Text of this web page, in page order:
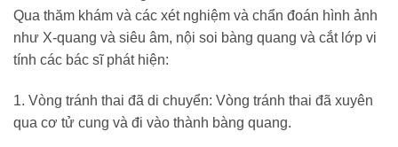
Qua thăm khám và các xét nghiệm và chẩn đoán hình ảnh
như X-quang và siêu âm, nội soi bàng quang và cắt lớp vi
tính các bác sĩ phát hiện:
1. Vòng tránh thai đã di chuyển: Vòng tránh thai đã xuyên
qua cơ tử cung và đi vào thành bàng quang.